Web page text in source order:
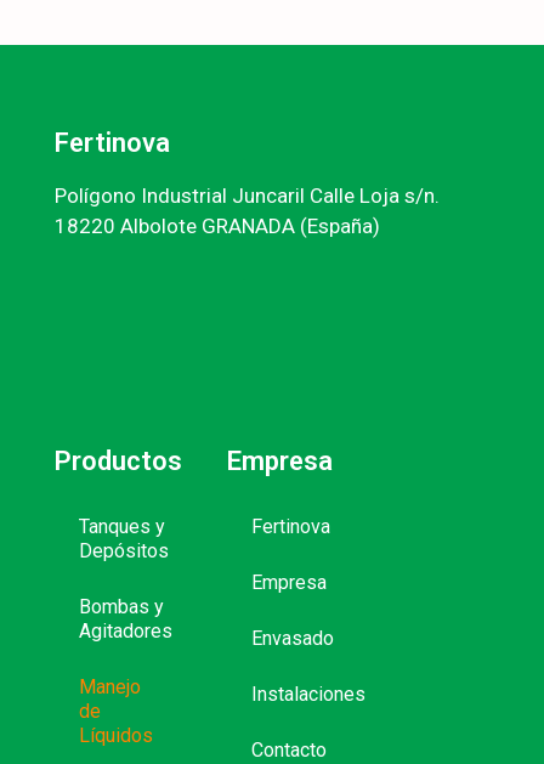
Fertinova
Polígono Industrial Juncaril Calle Loja s/n.
18220 Albolote GRANADA (España)
Productos
Tanques y
Depósitos
Bombas y
Agitadores
Manejo
de
Líquidos
Empresa
Fertinova
Empresa
Envasado
Instalaciones
Contacto